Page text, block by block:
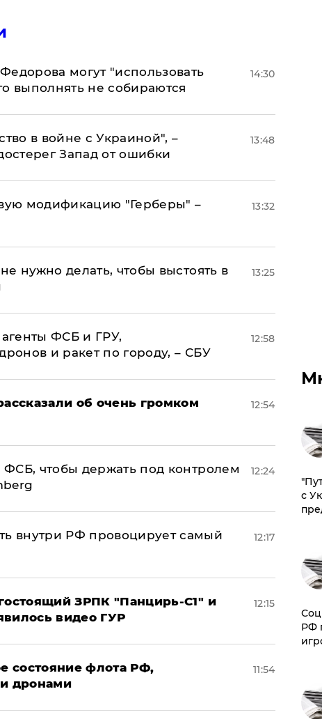
могут "использовать
выполнять не собираются
14:30
в войне с Украиной", –
Запад от ошибки
13:48
модификацию "Герберы" –
13:32
нужно делать, чтобы выстоять в
13:25
ФСБ и ГРУ,
и ракет по городу, – СБУ
12:58
об очень громком
12:54
ФСБ, чтобы держать под контролем
12:24
внутри РФ провоцирует самый
12:17
ЗРПК "Панцирь-С1" и
видео ГУР
12:15
состояние флота РФ,
дронами
11:54
с
РФ